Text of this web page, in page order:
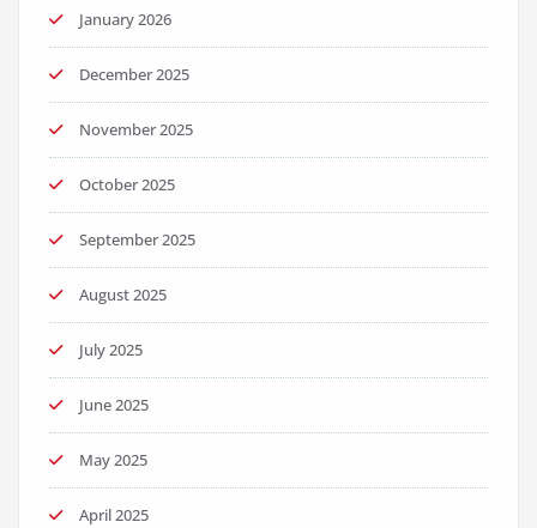
January 2026
December 2025
November 2025
October 2025
September 2025
August 2025
July 2025
June 2025
May 2025
April 2025